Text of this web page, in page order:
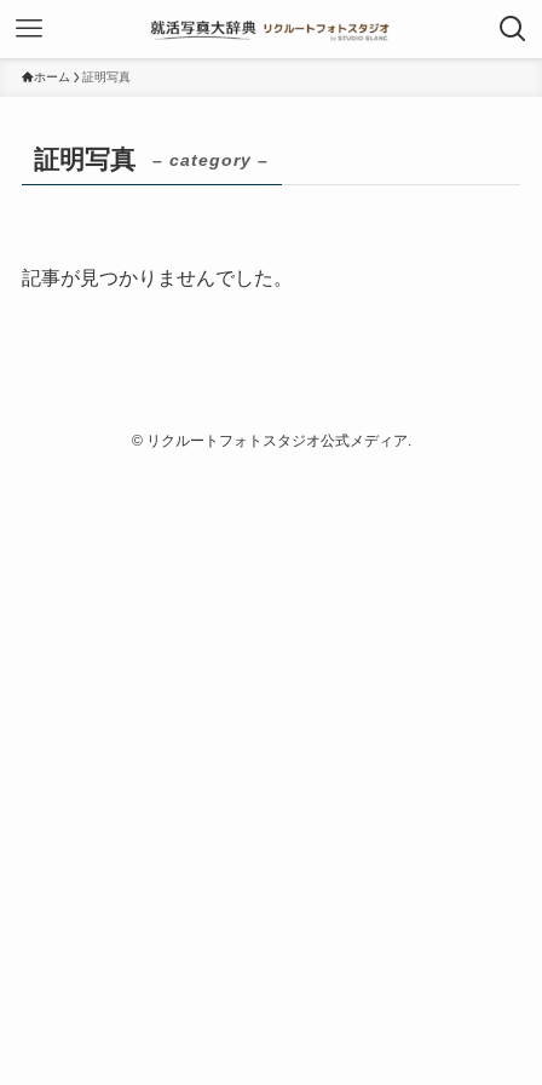
ホーム 証明写真
証明写真 – category –
記事が見つかりませんでした。
©リクルートフォトスタジオ公式メディア.